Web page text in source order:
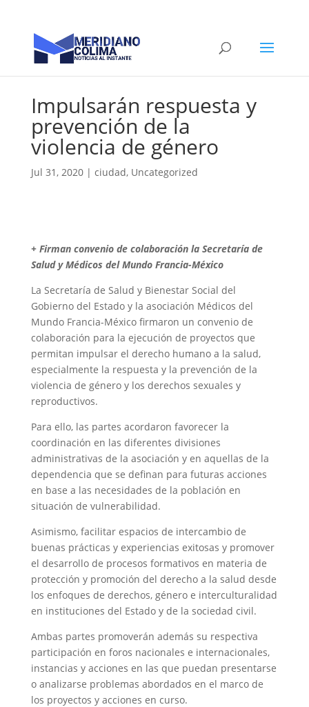
Impulsarán respuesta y
prevención de la
violencia de género
Jul 31, 2020| ciudad, Uncategorized
+ Firman convenio de colaboración la Secretaría de
Salud y Médicos del Mundo Francia-México
La Secretaría de Salud y Bienestar Social del
Gobierno del Estado y la asociación Médicos del
Mundo Francia-México firmaron un convenio de
colaboración para la ejecución de proyectos que
permitan impulsar el derecho humano a la salud,
especialmente la respuesta y la prevención de la
violencia de género y los derechos sexuales y
reproductivos.
Para ello, las partes acordaron favorecer la
coordinación en las diferentes divisiones
administrativas de la asociación y en aquellas de la
dependencia que se definan para futuras acciones
en base a las necesidades de la población en
situación de vulnerabilidad.
Asimismo, facilitar espacios de intercambio de
buenas prácticas y experiencias exitosas y promover
el desarrollo de procesos formativos en materia de
protección y promoción del derecho a la salud desde
los enfoques de derechos, género e interculturalidad
en instituciones del Estado y de la sociedad civil.
Ambas partes promoverán además su respectiva
participación en foros nacionales e internacionales,
instancias y acciones en las que puedan presentarse
o analizarse problemas abordados en el marco de
los proyectos y acciones en curso.